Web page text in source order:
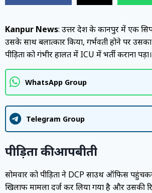
Kanpur News: उत्तर प्रदेश के कानपुर में एक
उसके साथ बलात्कार किया, गर्भवती होने पर
पीड़िता को गंभीर हालत में ICU में भर्ती कराना
WhatsApp Group
Telegram Group
पीड़िता की आपबीती
सोमवार को पीड़िता ने DCP साउथ ऑफिस
खिलाफ मामला दर्ज कर लिया गया है और उसकी